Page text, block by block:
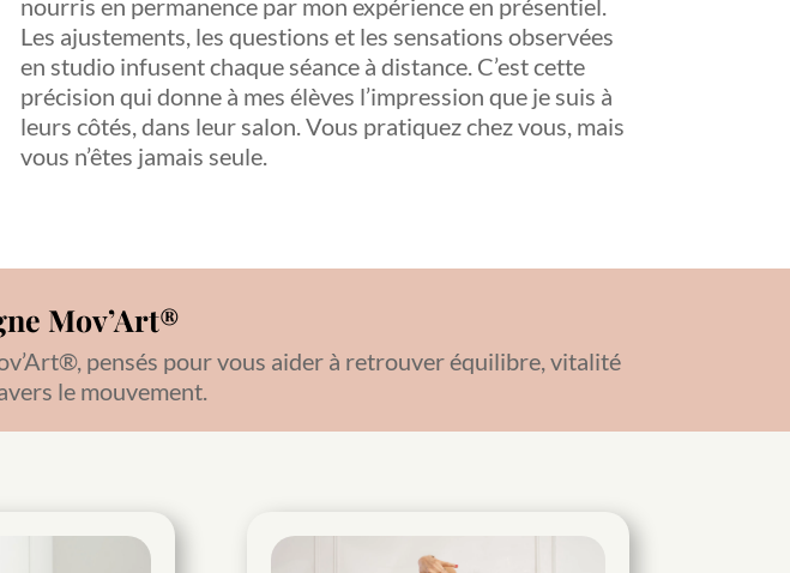
nourris en permanence par mon expérience en présentiel.
Les ajustements, les questions et les sensations observées
en studio infusent chaque séance à distance. C’est cette
précision qui donne à mes élèves l’impression que je suis à
leurs côtés, dans leur salon. Vous pratiquez chez vous, mais
vous n’êtes jamais seule.
Mov’Art®
pensés pour vous aider à retrouver équilibre, vitalité
le mouvement.